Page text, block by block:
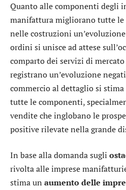
Quanto alle componenti degli
manifattura migliorano tutte
nelle costruzioni
ordini si unisce ad attese
comparto dei servizi di
registrano un’evoluzione
commercio al dettaglio si
tutte le componenti,
vendite che inglobano le
positive rilevate nella grande
In base alla domanda sugli
rivolta alle imprese
stima un aumento delle